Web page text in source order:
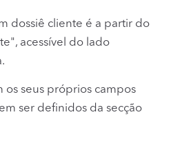
dossiê cliente é a partir do
acessível do lado
os seus próprios campos
ser definidos da secção